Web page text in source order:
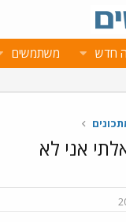
חדש משתמשים
אני לא